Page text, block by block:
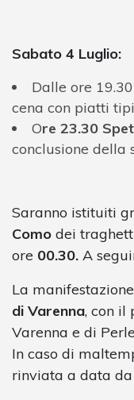
Sabato 4 Luglio:
Dalle ore
cena con piatti
Ore 23.30
conclusione della
Saranno istituiti
Como dei
ore 00.30. A
La
di Varenna, con il
Varenna e di
In caso di
rinviata a data